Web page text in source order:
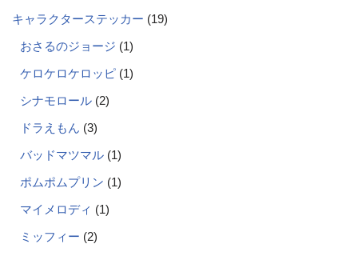
キャラクターステッカー
19
おさるのジョージ
1
ケロケロケロッピ 1
シナモロール 2
ドラえもん 3
バッドマツマル 1
ポムポムプリン
1
マイメロディ
1
ミッフィー
2